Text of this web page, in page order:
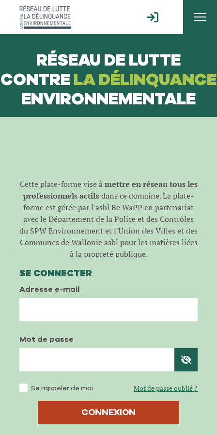
RÉSEAU DE LUTTE
CONTRELA DÉLINQUANCE
ENVIRONNEMENTALE
Cette plate-forme vise àmettre en réseau tous les
professionnels actifsdans ce domaine. La plate-
forme est gérée par l'asbl Be WaPP en partenariat
avec le Département de la Police et des Contrôles
du SPW Environnement et l'Union des Villes et des
Communes de Wallonie asbl pour les matières liées
à la propreté publique.
SE CONNECTER
Adresse e-mail
Mot de passe
Se rappeler de moi Mot de passe oublié ?
CONNEXION